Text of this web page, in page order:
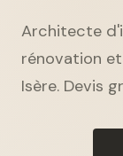
Architecte
rénovation
Isère. Devis